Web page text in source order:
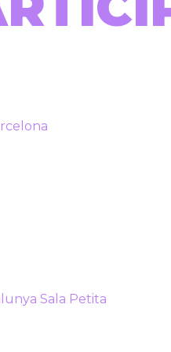
Sala Petita